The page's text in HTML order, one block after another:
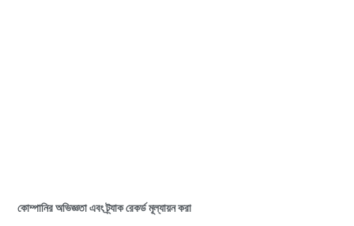
কোম্পানির অভিজ্ঞতা এবং ট্র্যাক রেকর্ড মূল্যায়ন করা